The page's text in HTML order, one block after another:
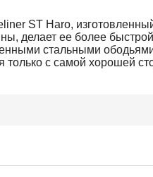
ST Haro,
делает ее более
стальными
с самой хорошей